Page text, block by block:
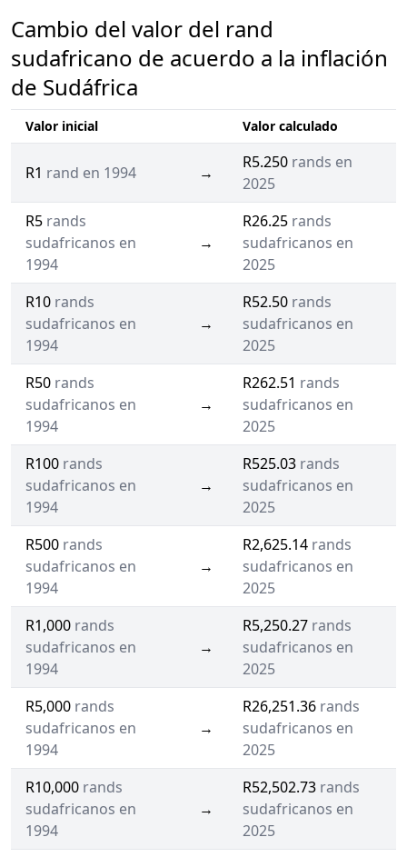
Cambio del valor del rand
sudafricano de acuerdo a la inflación
de Sudáfrica
Valor inicial Valor calculado
R1 rand en 1994 →
R5.250 rands en
2025
R5 rands
sudafricanos en
1994
→
R26.25 rands
sudafricanos en
2025
R10 rands
sudafricanos en
1994
→
R52.50 rands
sudafricanos en
2025
R50 rands
sudafricanos en
1994
→
R262.51 rands
sudafricanos en
2025
R100 rands
sudafricanos en
1994
→
R525.03 rands
sudafricanos en
2025
R500 rands
sudafricanos en
1994
→
R2,625.14 rands
sudafricanos en
2025
R1,000 rands
sudafricanos en
1994
→
R5,250.27 rands
sudafricanos en
2025
R5,000 rands
sudafricanos en
1994
→
R26,251.36 rands
sudafricanos en
2025
R10,000 rands
sudafricanos en
1994
→
R52,502.73 rands
sudafricanos en
2025